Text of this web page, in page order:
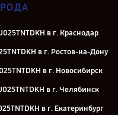
в г. Краснодар
в г. Ростов-на-Дону
в г. Новосибирск
в г. Челябинск
в г. Екатеринбург